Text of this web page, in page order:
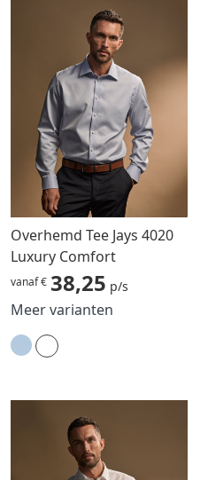
Overhemd Tee Jays 4020
Luxury Comfort
vanaf € 38,25 p/s
Meer varianten